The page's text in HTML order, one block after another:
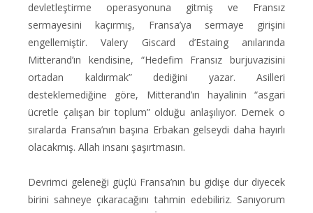
devletleştirme operasyonuna gitmiş ve Fransız
sermayesini kaçırmış, Fransa’ya sermaye girişini
engellemiştir. Valery Giscard d’Estaing anılarında
Mitterand’ın kendisine, “Hedefim Fransız burjuvazisini
ortadan kaldırmak” dediğini yazar. Asilleri
desteklemediğine göre, Mitterand’ın hayalinin “asgari
ücretle çalışan bir toplum” olduğu anlaşılıyor. Demek o
sıralarda Fransa’nın başına Erbakan gelseydi daha hayırlı
olacakmış. Allah insanı şaşırtmasın.
Devrimci geleneği güçlü Fransa’nın bu gidişe dur diyecek
birini sahneye çıkaracağını tahmin edebiliriz. Sanıyorum